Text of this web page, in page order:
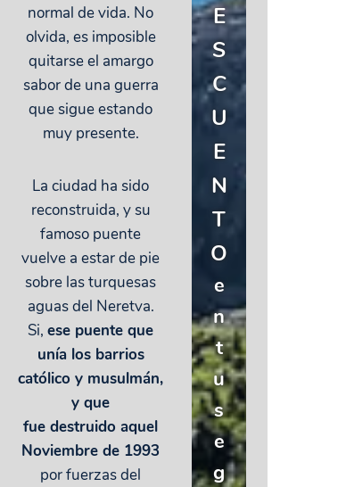
normal de vida. No
olvida, es imposible
quitarse el amargo
sabor de una guerra
que sigue estando
muy presente.
La ciudad ha sido
reconstruida, y su
famoso puente
vuelve a estar de pie
sobre las turquesas
aguas del Neretva.
Si,ese puente que
unía los barrios
católico y musulmán,
y que
fue destruido aquel
Noviembre de 1993
por fuerzas del
E
S
C
U
E
N
T
O
e
n
t
u
s
e
g